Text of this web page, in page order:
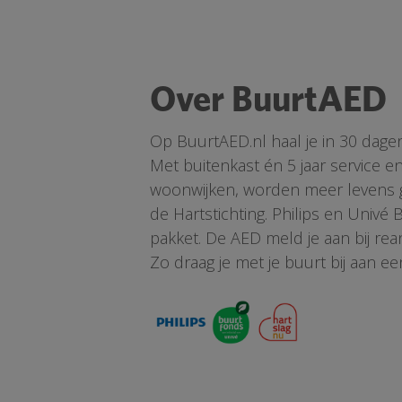
Over BuurtAED
Op BuurtAED.nl haal je in 30
Met buitenkast én 5 jaar service
woonwijken, worden meer levens
de Hartstichting. Philips en Univé
pakket. De AED meld je aan bij
Zo draag je met je buurt bij aan